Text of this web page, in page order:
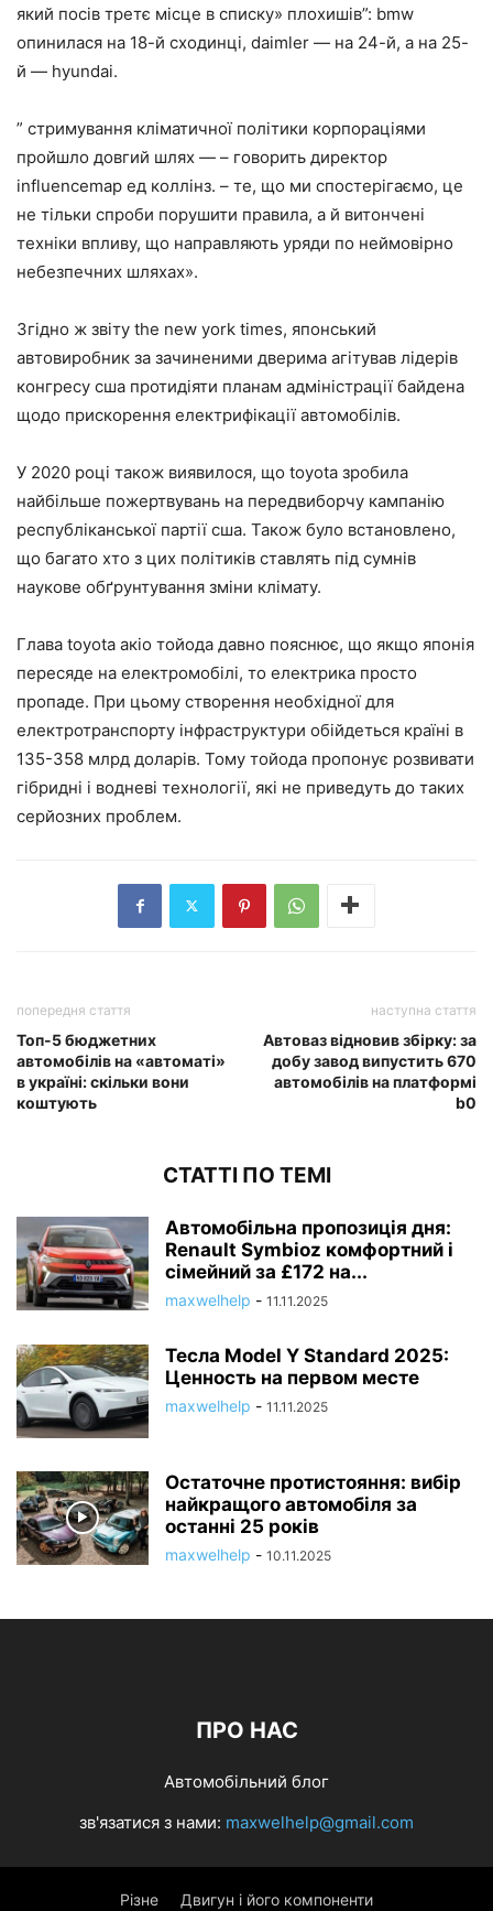
який посів третє місце в списку» плохишів”: bmw
опинилася на 18-й сходинці, daimler — на 24-й, а на 25-
й — hyundai.
” стримування кліматичної політики корпораціями
пройшло довгий шлях — – говорить директор
influencemap ед коллінз. – те, що ми спостерігаємо, це
не тільки спроби порушити правила, а й витончені
техніки впливу, що направляють уряди по неймовірно
небезпечних шляхах».
Згідно ж звіту the new york times, японський
автовиробник за зачиненими дверима агітував лідерів
конгресу сша протидіяти планам адміністрації байдена
щодо прискорення електрифікації автомобілів.
У 2020 році також виявилося, що toyota зробила
найбільше пожертвувань на передвиборчу кампанію
республіканської партії сша. Також було встановлено,
що багато хто з цих політиків ставлять під сумнів
наукове обґрунтування зміни клімату.
Глава toyota акіо тойода давно пояснює, що якщо японія
пересяде на електромобілі, то електрика просто
пропаде. При цьому створення необхідної для
електротранспорту інфраструктури обійдеться країні в
135-358 млрд доларів. Тому тойода пропонує розвивати
гібридні і водневі технології, які не приведуть до таких
серйозних проблем.
попередня стаття
Топ-5 бюджетних
автомобілів на «автоматі»
в україні: скільки вони
коштують
наступна стаття
Автоваз відновив збірку: за
добу завод випустить 670
автомобілів на платформі
b0
СТАТТІ ПО ТЕМІ
Автомобільна пропозиція дня:
Renault Symbioz комфортний і
сімейний за £172 на...
maxwelhelp - 11.11.2025
Тесла Model Y Standard 2025:
Ценность на первом месте
maxwelhelp - 11.11.2025
Остаточне протистояння: вибір
найкращого автомобіля за
останні 25 років
maxwelhelp - 10.11.2025
ПРО НАС
Автомобільний блог
зв'язатися з нами: maxwelhelp@gmail.com
Різне Двигун і його компоненти